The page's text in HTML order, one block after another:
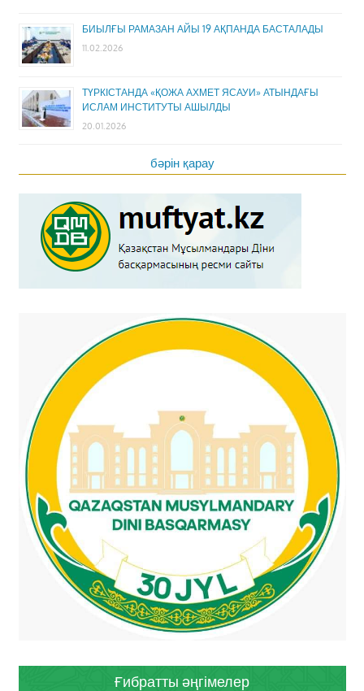
БИЫЛҒЫ РАМАЗАН АЙЫ 19 АҚПАНДА БАСТАЛАДЫ
11.02.2026
ТҮРКІСТАНДА «ҚОЖА АХМЕТ ЯСАУИ» АТЫНДАҒЫ
ИСЛАМ ИНСТИТУТЫ АШЫЛДЫ
20.01.2026
бәрін қарау
Ғибратты әңгімелер